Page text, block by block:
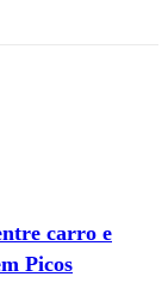
carro e
Picos